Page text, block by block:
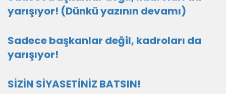
yarışıyor! (Dünkü yazının devamı)
Sadece başkanlar değil, kadroları da
yarışıyor!
SİZİN SİYASETİNİZ BATSIN!